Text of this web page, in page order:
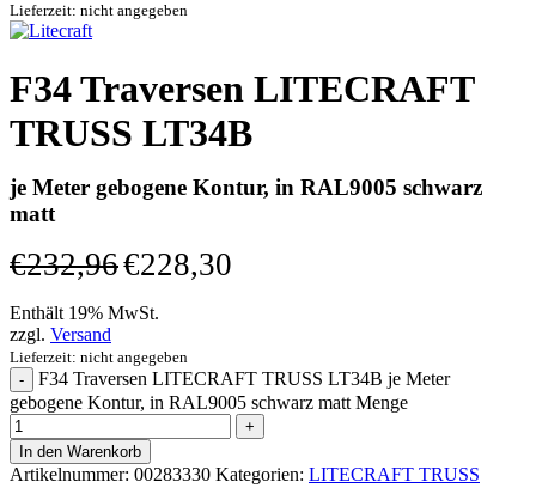
Lieferzeit: nicht angegeben
F34 Traversen LITECRAFT
TRUSS LT34B
je Meter gebogene Kontur, in RAL9005 schwarz
matt
€232,96€228,30
Enthält 19% MwSt.
zzgl. Versand
Lieferzeit: nicht angegeben
F34 Traversen LITECRAFT TRUSS LT34B je Meter
gebogene Kontur, in RAL9005 schwarz matt Menge
In den Warenkorb
Artikelnummer: 00283330 Kategorien: LITECRAFT TRUSS